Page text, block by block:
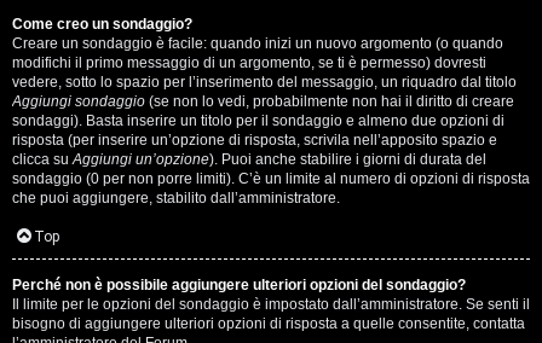
Come creo un sondaggio?
Creare un sondaggio è facile: quando inizi un nuovo argomento (o quando
modifichi il primo messaggio di un argomento, se ti è permesso) dovresti
vedere, sotto lo spazio per l’inserimento del messaggio, un riquadro dal titolo
Aggiungi sondaggio (se non lo vedi, probabilmente non hai il diritto di creare
sondaggi). Basta inserire un titolo per il sondaggio e almeno due opzioni di
risposta (per inserire un’opzione di risposta, scrivila nell’apposito spazio e
clicca suAggiungi un’opzione). Puoi anche stabilire i giorni di durata del
sondaggio (0 per non porre limiti). C’è un limite al numero di opzioni di risposta
che puoi aggiungere, stabilito dall’amministratore.
Top
Perché non è possibile aggiungere ulteriori opzioni del sondaggio?
Il limite per le opzioni del sondaggio è impostato dall’amministratore. Se senti il
bisogno di aggiungere ulteriori opzioni di risposta a quelle consentite, contatta
i
G
i
g
i
D
'
A